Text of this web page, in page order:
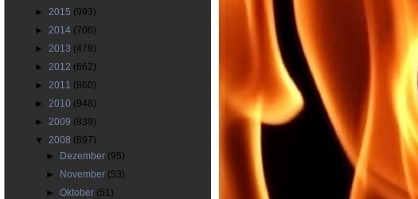
► 2015 (993)
► 2014 (706)
► 2013 (478)
► 2012 (662)
► 2011 (860)
► 2010 (948)
► 2009 (839)
▼ 2008 (897)
►
Dezember (95)
►
November (53)
►Oktober (51)